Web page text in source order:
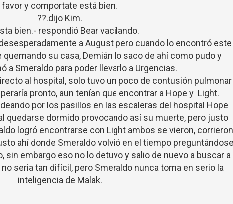
favor y comportate está bien.
??.dijo Kim.
bien.- respondió Bear vacilando.
a August pero cuando lo encontró este
su casa, Demián lo saco de ahí como pudo y
a Smeraldo para poder llevarlo a Urgencias.
al hospital, solo tuvo un poco de contusión pulmonar
pronto, aun tenían que encontrar a Hope y Light.
por los pasillos en las escaleras del hospital Hope
quedarse dormido provocando así su muerte, pero justo
logró encontrarse con Light ambos se vieron, corrieron
ahí donde Smeraldo volvió en el tiempo
sin embargo eso no lo detuvo y salio de nuevo a buscar a
seria tan difícil, pero Smeraldo nunca toma en serio la
inteligencia de Malak.